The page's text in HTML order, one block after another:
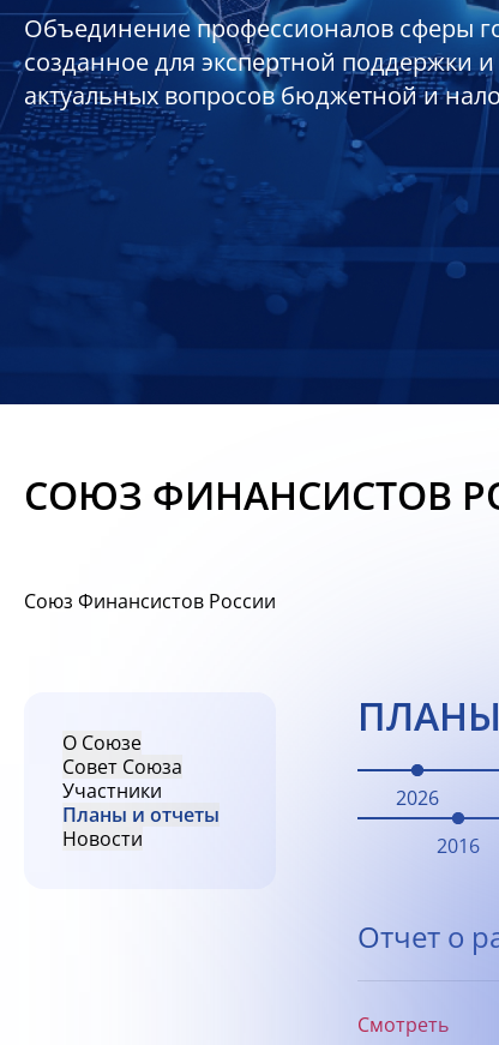
Объединение профессионалов сферы
созданное для экспертной поддержки
актуальных вопросов бюджетной и
СОЮЗ ФИНАНСИСТОВ
Союз Финансистов России
О Союзе
Совет Союза
Участники
Планы и отчеты
Новости
2026
2016
Отчет о
Смотреть